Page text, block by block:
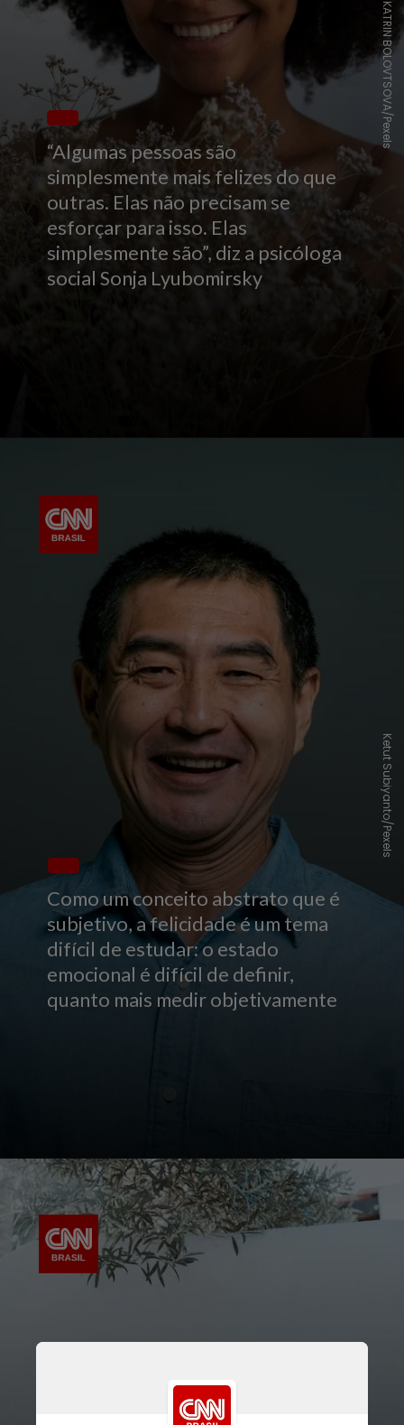
“Algumas pessoas são
simplesmente mais felizes do que
outras. Elas não precisam se
esforçar para isso. Elas
simplesmente são”, diz a psicóloga
social Sonja Lyubomirsky
KATRIN BOLOVTSOVA/Pexels
Como um conceito abstrato que é
subjetivo, a felicidade é um tema
difícil de estudar: o estado
emocional é difícil de definir,
quanto mais medir objetivamente
Ketut Subiyanto/Pexels